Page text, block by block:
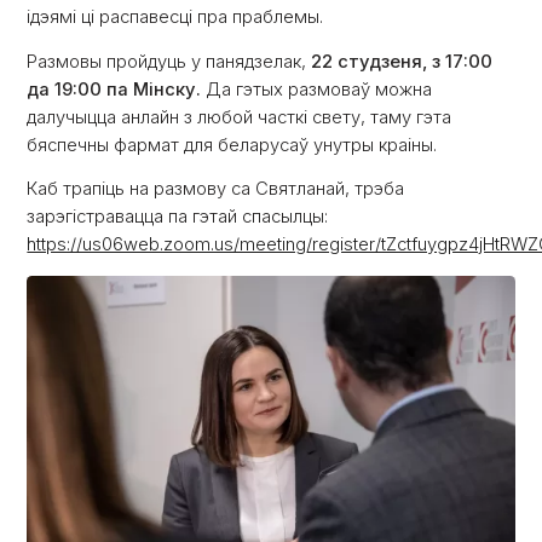
ідэямі ці распавесці пра праблемы.
Размовы пройдуць у панядзелак, 22 студзеня, з 17:00
да 19:00 па Мінску. Да гэтых размоваў можна
далучыцца анлайн з любой часткі свету, таму гэта
бяспечны фармат для беларусаў унутры краіны.
Каб трапіць на размову са Святланай, трэба
зарэгістравацца па гэтай спасылцы:
https://us06web.zoom.us/meeting/register/